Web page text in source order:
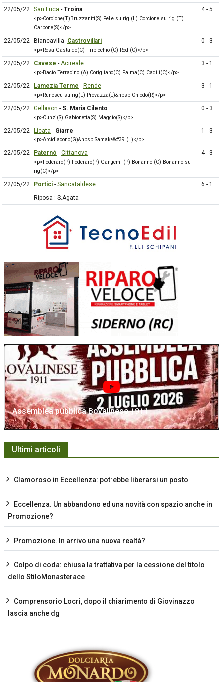
22/05/22 San Luca - Troina
<p>Corcione(T)Bruzzaniti(S) Pelle su rig (L) Corcione su rig (T)
Carbone(S)</p>
4 - 5
22/05/22 Biancavilla- Castrovillari
<p>Rosa Gastaldo(C) Tripicchio (C) Rodi(C)</p>
0 - 3
22/05/22 Cavese - Acireale
<p>Bacio Terracino (A) Corigliano(C) Palma(C) Cadili(C)</p>
3 - 1
22/05/22 Lamezia Terme - Rende
<p>Runescu su rig(L) Provazza(L)&nbsp Chiodo(R)</p>
3 - 1
22/05/22 Gelbison - S. Maria Cilento
<p>Cunzi(S) Gabionetta(S) Maggio(S)</p>
0 - 3
22/05/22 Licata - Giarre
<p>Arcidiacono(G)&nbsp Samake&#39 (L)</p>
1 - 3
22/05/22 Paternò - Cittanova
<p>Foderaro(P) Foderaro(P) Gangemi (P) Bonanno (C) Bonanno su
rig(C)</p>
4 - 3
22/05/22 Portici - Sancataldese
6 - 1
Riposa : S.Agata
Assemblea pubblica Bovalinese 1911
Ultimi articoli
Clamoroso in Eccellenza: potrebbe liberarsi un posto
Eccellenza. Un abbandono ed una novità con spazio anche in
Promozione?
Promozione. In arrivo una nuova realtà?
Colpo di coda: chiusa la trattativa per la cessione del titolo
dello StiloMonasterace
Comprensorio Locri, dopo il chiarimento di Giovinazzo
lascia anche dg